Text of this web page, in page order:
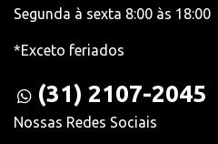
Segunda à sexta 8:00 às 18:00
*Exceto feriados
(31) 2107-2045
Nossas Redes Sociais